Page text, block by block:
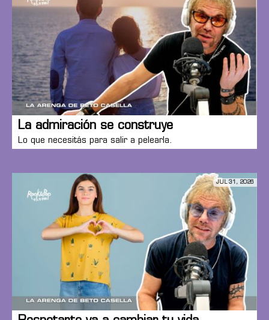
La admiración se construye
Lo que necesitás para salir a pelearla.
JUL 31, 2026